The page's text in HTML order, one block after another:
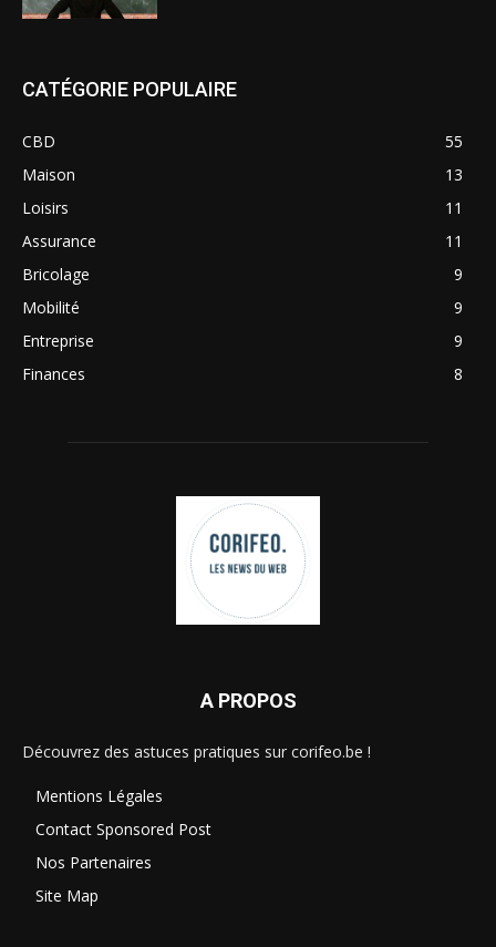
CATÉGORIE POPULAIRE
CBD
55
Maison
13
Loisirs
11
Assurance
11
Bricolage
9
Mobilité
9
Entreprise
9
Finances
8
A PROPOS
Découvrez des astuces pratiques sur corifeo.be !
Mentions Légales
Contact Sponsored Post
Nos Partenaires
Site Map